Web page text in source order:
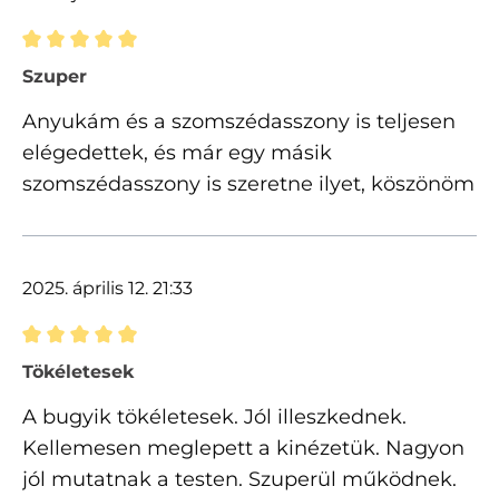
Értékelés 5 of 5 csillagok besorolásával
Szuper
Anyukám és a szomszédasszony is teljesen
elégedettek, és már egy másik
szomszédasszony is szeretne ilyet, köszönöm
2025. április 12. 21:33
Értékelés 5 of 5 csillagok besorolásával
Tökéletesek
A bugyik tökéletesek. Jól illeszkednek.
Kellemesen meglepett a kinézetük. Nagyon
jól mutatnak a testen. Szuperül működnek.